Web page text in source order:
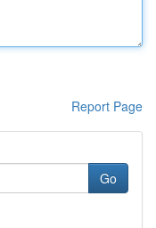
Report Page
Go